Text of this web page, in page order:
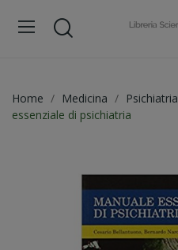
Home Medicina Psichiatria
essenziale di psichiatria